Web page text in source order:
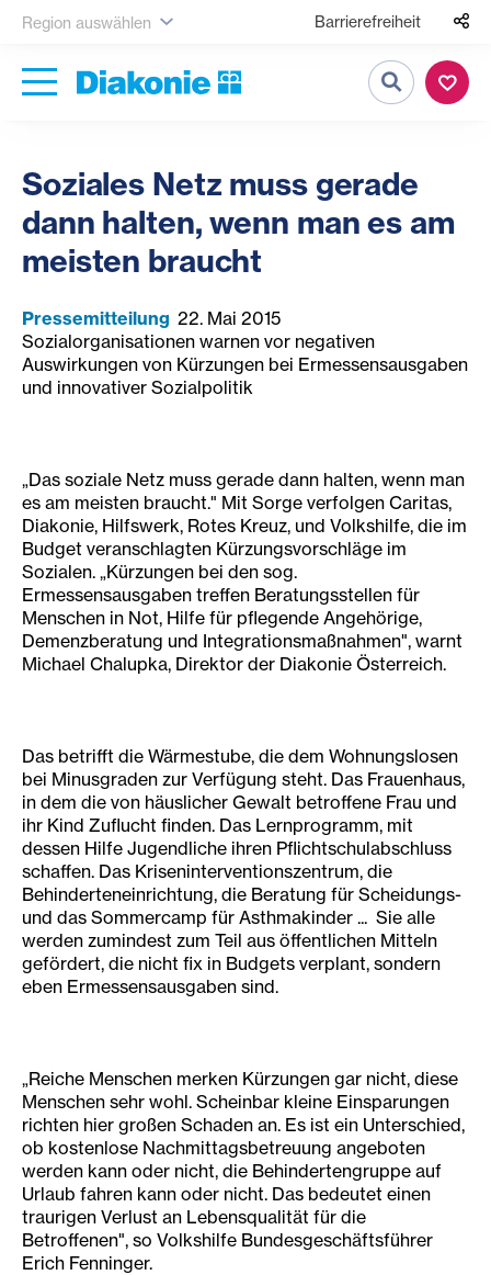
Region auswählen Barrierefreiheit
Suche
Soziales Netz muss gerade
dann halten, wenn man es am
meisten braucht
Pressemitteilung 22. Mai 2015
Sozialorganisationen warnen vor negativen
Auswirkungen von Kürzungen bei Ermessensausgaben
und innovativer Sozialpolitik
„Das soziale Netz muss gerade dann halten, wenn man
es am meisten braucht." Mit Sorge verfolgen Caritas,
Diakonie, Hilfswerk, Rotes Kreuz, und Volkshilfe, die im
Budget veranschlagten Kürzungsvorschläge im
Sozialen. „Kürzungen bei den sog.
Ermessensausgaben treffen Beratungsstellen für
Menschen in Not, Hilfe für pflegende Angehörige,
Demenzberatung und Integrationsmaßnahmen", warnt
Michael Chalupka, Direktor der Diakonie Österreich.
Das betrifft die Wärmestube, die dem Wohnungslosen
bei Minusgraden zur Verfügung steht. Das Frauenhaus,
in dem die von häuslicher Gewalt betroffene Frau und
ihr Kind Zuflucht finden. Das Lernprogramm, mit
dessen Hilfe Jugendliche ihren Pflichtschulabschluss
schaffen. Das Kriseninterventionszentrum, die
Behinderteneinrichtung, die Beratung für Scheidungs-
und das Sommercamp für Asthmakinder ... Sie alle
werden zumindest zum Teil aus öffentlichen Mitteln
gefördert, die nicht fix in Budgets verplant, sondern
eben Ermessensausgaben sind.
„Reiche Menschen merken Kürzungen gar nicht, diese
Menschen sehr wohl. Scheinbar kleine Einsparungen
richten hier großen Schaden an. Es ist ein Unterschied,
ob kostenlose Nachmittagsbetreuung angeboten
werden kann oder nicht, die Behindertengruppe auf
Urlaub fahren kann oder nicht. Das bedeutet einen
traurigen Verlust an Lebensqualität für die
Betroffenen", so Volkshilfe Bundesgeschäftsführer
Erich Fenninger.